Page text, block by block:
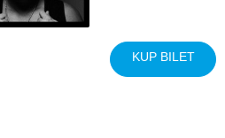
KUP BILET